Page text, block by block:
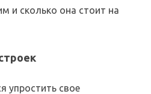
и сколько она стоит на
упростить свое